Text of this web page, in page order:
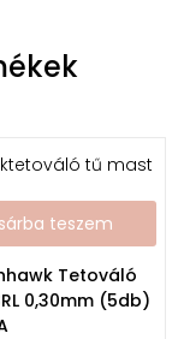
teszem
Tetováló
0,30mm (5db)